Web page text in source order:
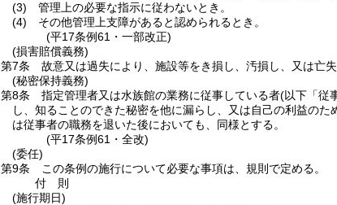
(3)
管理上の必要な指示に従わないとき。
(4)
その他管理上支障があると認められるとき。
(平17条例61・一部改正)
(損害賠償義務)
第7条
故意又は過失により、施設等をき損し、汚損し、又は亡
(秘密保持義務)
第8条
指定管理者又は水族館の業務に従事している者(以下「従
し、知ることのできた秘密を他に漏らし、又は自己の利益のた
は従事者の職務を退いた後においても、同様とする。
(平17条例61・全改)
(委任)
第9条
この条例の施行について必要な事項は、規則で定める。
付 則
(施行期日)